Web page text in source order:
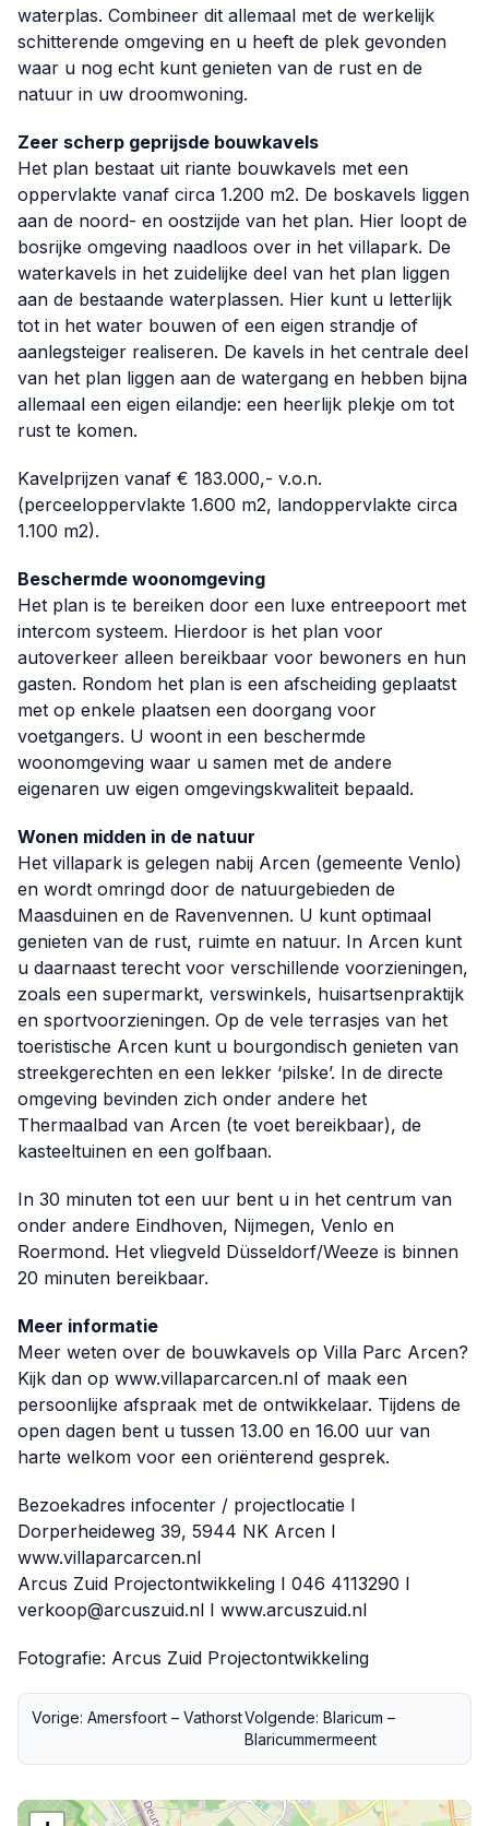
waterplas. Combineer dit allemaal met de werkelijk
schitterende omgeving en u heeft de plek gevonden
waar u nog echt kunt genieten van de rust en de
natuur in uw droomwoning.
Zeer scherp geprijsde bouwkavels
Het plan bestaat uit riante bouwkavels met een
oppervlakte vanaf circa 1.200 m2. De boskavels liggen
aan de noord- en oostzijde van het plan. Hier loopt de
bosrijke omgeving naadloos over in het villapark. De
waterkavels in het zuidelijke deel van het plan liggen
aan de bestaande waterplassen. Hier kunt u letterlijk
tot in het water bouwen of een eigen strandje of
aanlegsteiger realiseren. De kavels in het centrale deel
van het plan liggen aan de watergang en hebben bijna
allemaal een eigen eilandje: een heerlijk plekje om tot
rust te komen.
Kavelprijzen vanaf € 183.000,- v.o.n.
(perceeloppervlakte 1.600 m2, landoppervlakte circa
1.100 m2).
Beschermde woonomgeving
Het plan is te bereiken door een luxe entreepoort met
intercom systeem. Hierdoor is het plan voor
autoverkeer alleen bereikbaar voor bewoners en hun
gasten. Rondom het plan is een afscheiding geplaatst
met op enkele plaatsen een doorgang voor
voetgangers. U woont in een beschermde
woonomgeving waar u samen met de andere
eigenaren uw eigen omgevingskwaliteit bepaald.
Wonen midden in de natuur
Het villapark is gelegen nabij Arcen (gemeente Venlo)
en wordt omringd door de natuurgebieden de
Maasduinen en de Ravenvennen. U kunt optimaal
genieten van de rust, ruimte en natuur. In Arcen kunt
u daarnaast terecht voor verschillende voorzieningen,
zoals een supermarkt, verswinkels, huisartsenpraktijk
en sportvoorzieningen. Op de vele terrasjes van het
toeristische Arcen kunt u bourgondisch genieten van
streekgerechten en een lekker ‘pilske’. In de directe
omgeving bevinden zich onder andere het
Thermaalbad van Arcen (te voet bereikbaar), de
kasteeltuinen en een golfbaan.
In 30 minuten tot een uur bent u in het centrum van
onder andere Eindhoven, Nijmegen, Venlo en
Roermond. Het vliegveld Düsseldorf/Weeze is binnen
20 minuten bereikbaar.
Meer informatie
Meer weten over de bouwkavels op Villa Parc Arcen?
Kijk dan op www.villaparcarcen.nl of maak een
persoonlijke afspraak met de ontwikkelaar. Tijdens de
open dagen bent u tussen 13.00 en 16.00 uur van
harte welkom voor een oriënterend gesprek.
Bezoekadres infocenter / projectlocatie I
Dorperheideweg 39, 5944 NK Arcen I
www.villaparcarcen.nl
Arcus Zuid Projectontwikkeling I 046 4113290 I
verkoop@arcuszuid.nl I www.arcuszuid.nl
Fotografie: Arcus Zuid Projectontwikkeling
Vorige: Amersfoort – VathorstVolgende: Blaricum –
Blaricummermeent